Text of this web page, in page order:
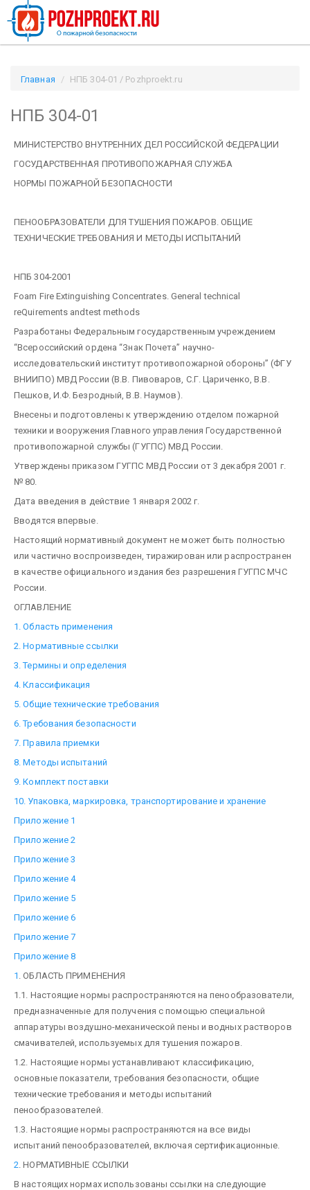
Главная НПБ 304-01 / Pozhproekt.ru
НПБ 304-01
МИНИСТЕРСТВО ВНУТРЕННИХ ДЕЛ РОССИЙСКОЙ ФЕДЕРАЦИИ
ГОСУДАРСТВЕННАЯ ПРОТИВОПОЖАРНАЯ СЛУЖБА
НОРМЫ ПОЖАРНОЙ БЕЗОПАСНОСТИ
ПЕНООБРАЗОВАТЕЛИ ДЛЯ ТУШЕНИЯ ПОЖАРОВ. ОБЩИЕ
ТЕХНИЧЕСКИЕ ТРЕБОВАНИЯ И МЕТОДЫ ИСПЫТАНИЙ
НПБ 304-2001
Foam Fire Extinguishing Concentrates. General technical
reQuirements andtest methods
Разработаны Федеральным государственным учреждением
“Всероссийский ордена “Знак Почета” научно-
исследовательский институт противопожарной обороны” (ФГУ
ВНИИПО) МВД России (В.В. Пивоваров, С.Г. Цариченко, В.В.
Пешков, И.Ф. Безродный, В.В. Наумов).
Внесены и подготовлены к утверждению отделом пожарной
техники и вооружения Главного управления Государственной
противопожарной службы (ГУГПС) МВД России.
Утверждены приказом ГУГПС МВД России от 3 декабря 2001 г.
№ 80.
Дата введения в действие 1 января 2002 г.
Вводятся впервые.
Настоящий нормативный документ не может быть полностью
или частично воспроизведен, тиражирован или распространен
в качестве официального издания без разрешения ГУГПС МЧС
России.
ОГЛАВЛЕНИЕ
1. Область применения
2. Нормативные ссылки
3. Термины и определения
4. Классификация
5. Общие технические требования
6. Требования безопасности
7. Правила приемки
8. Методы испытаний
9. Комплект поставки
10. Упаковка, маркировка, транспортирование и хранение
Приложение 1
Приложение 2
Приложение 3
Приложение 4
Приложение 5
Приложение 6
Приложение 7
Приложение 8
1 . ОБЛАСТЬ ПРИМЕНЕНИЯ
1.1. Настоящие нормы распространяются на пенообразователи,
предназначенные для получения с помощью специальной
аппаратуры воздушно-механической пены и водных растворов
смачивателей, используемых для тушения пожаров.
1.2. Настоящие нормы устанавливают классификацию,
основные показатели, требования безопасности, общие
технические требования и методы испытаний
пенообразователей.
1.3. Настоящие нормы распространяются на все виды
испытаний пенообразователей, включая сертификационные.
2 . НОРМАТИВНЫЕ ССЫЛКИ
В настоящих нормах использованы ссылки на следующие